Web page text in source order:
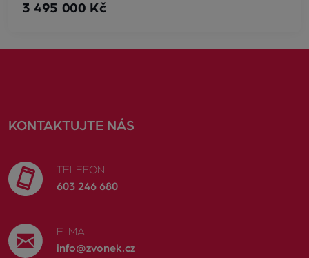
3 495 000 Kč
KONTAKTUJTE NÁS
TELEFON
603 246 680
E-MAIL
info@zvonek.cz